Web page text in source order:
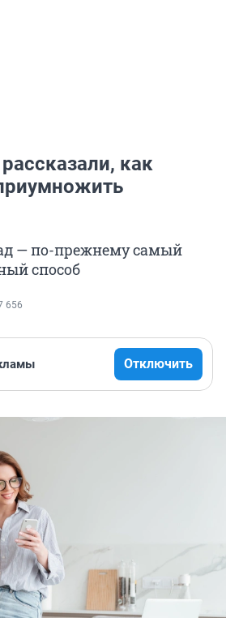
как
— по-прежнему самый
способ
656
Отключить